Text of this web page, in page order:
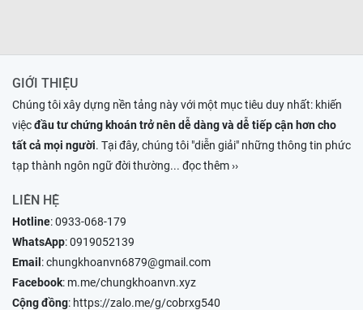
GIỚI THIỆU
Chúng tôi xây dựng nền tảng này với một mục tiêu duy nhất: khiến
việcđầu tư chứng khoán trở nên dễ dàng và dễ tiếp cận hơn cho
tất cả mọi người. Tại đây, chúng tôi "diễn giải" những thông tin phức
tạp thành ngôn ngữ đời thường... đọc thêm ››
LIÊN HỆ
Hotline:0933-068-179
WhatsApp:0919052139
Email :chungkhoanvn6879@gmail.com
Facebook: m.me/chungkhoanvn.xyz
Cộng đồng: https://zalo.me/g/cobrxg540